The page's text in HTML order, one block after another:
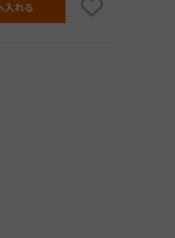
入れる